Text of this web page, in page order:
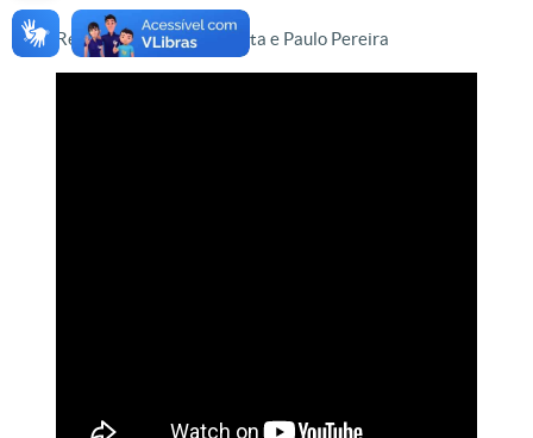
Reportagem de Lízia Costa e Paulo Pereira